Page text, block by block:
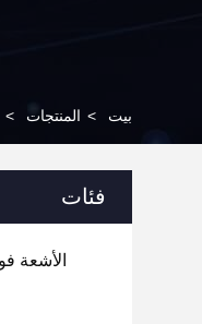
بيت > المنتجات >
فئات